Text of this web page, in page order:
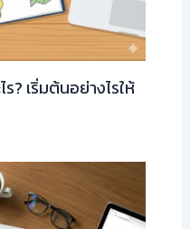
? เริ่มต้นอย่างไรให้